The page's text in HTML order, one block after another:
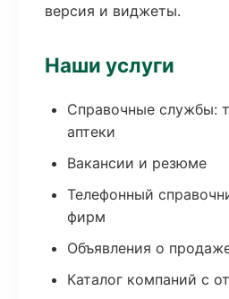
версия и виджеты.
Наши услуги
Справочные службы:
аптеки
Вакансии и резюме
Телефонный
фирм
Объявления о
Каталог компаний с